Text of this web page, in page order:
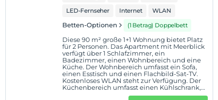
wird in G Beyond versprochen, wo auch
Sonnenuntergänge und Sommernächte wunderschön
G Beyond, dominiert von der endlosen ägäischen Sicht,
enthüllt das Konzept des Luxus mit seiner markanten
Architektur. Sein Perfektionismus in der
Innenarchitektur bietet einen Lebensstil auf hohem
Niveau, der über die Harmonie mit der Qualität aller
LED-Fernseher
Internet WLAN
Betten-Optionen (1 Betrag) Doppelbett
Diese 90 m² große 1+1 Wohnung bietet Platz
für 2 Personen. Das Apartment mit Meerblick
verfügt über 1 Schlafzimmer, ein
Badezimmer, einen Wohnbereich und eine
Küche. Der Wohnbereich umfasst ein Sofa,
einen Esstisch und einen Flachbild-Sat-TV.
Kostenloses WLAN steht zur Verfügung. Der
Küchenbereich umfasst einen Kühlschrank,
einen Herd und einen Backofen sowie eine